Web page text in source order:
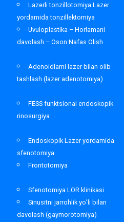
Lazerli tonzillotomiya Lazer
yordamida tonzillektomiya
Uvuloplastika – Horlamani
davolash – Oson Nafas Olish
Adenoidlarni lazer bilan olib
tashlash (lazer adenotomiya)
FESS funktsional endoskopik
rinosurgiya
Endoskopik Lazer yordamida
sfenotomiya
Frontotomiya
Sfenotomiya LOR klinikasi
Sinusitni jarrohlik yo’li bilan
davolash (gaymorotomiya)